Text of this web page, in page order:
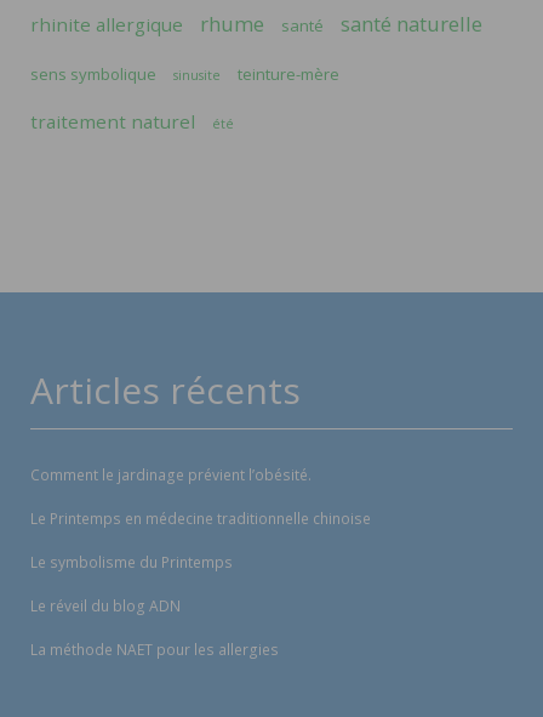
rhinite allergique rhume santé santé naturelle
sens symbolique sinusite teinture-mère
traitement naturel été
Articles récents
Comment le jardinage prévient l’obésité.
Le Printemps en médecine traditionnelle chinoise
Le symbolisme du Printemps
Le réveil du blog ADN
La méthode NAET pour les allergies